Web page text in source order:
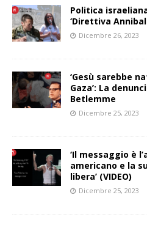
Politica
‘Direttiva
Dicembre 26, 2023
‘Gesù sarebbe
Gaza’: La
Betlemme
Dicembre 25, 2023
‘Il messaggio è
americano e la
libera’ (VIDEO)
Dicembre 25, 2023